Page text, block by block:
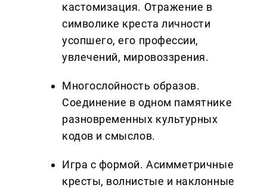
кастомизация. Отражение в
символике креста личности
усопшего, его профессии,
увлечений, мировоззрения.
Многослойность образов.
Соединение в одном памятнике
разновременных культурных
кодов и смыслов.
Игра с формой. Асимметричные
кресты, волнистые и наклонные